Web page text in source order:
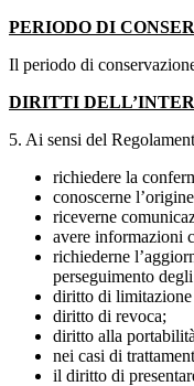
PERIODO DI
Il periodo di
DIRITTI
5. Ai sensi del
richiedere la
conoscerne
riceverne
avere informazioni
richiederne
perseguimento
diritto di limitazione
diritto di revoca;
diritto alla
nei casi di
il diritto di